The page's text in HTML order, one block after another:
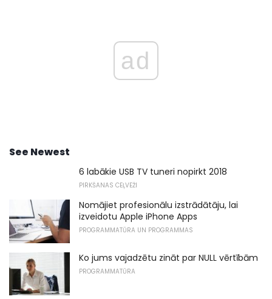
ad
See Newest
6 labākie USB TV tuneri nopirkt 2018
PIRKŠANAS CEĻVEŽI
Nomājiet profesionālu izstrādātāju, lai
izveidotu Apple iPhone Apps
PROGRAMMATŪRA UN PROGRAMMAS
Ko jums vajadzētu zināt par NULL vērtībām
PROGRAMMATŪRA